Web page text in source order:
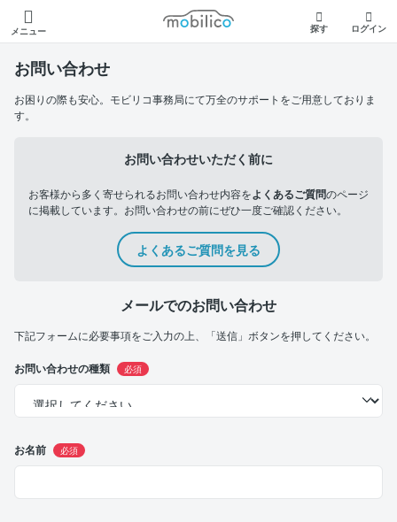
メニュー
モビリコ
探す ログイン
お問い合わせ
お困りの際も安心。モビリコ事務局にて万全のサポートをご用意しておりま
す。
お問い合わせいただく前に
お客様から多く寄せられるお問い合わせ内容をよくあるご質問のページ
に掲載しています。お問い合わせの前にぜひ一度ご確認ください。
よくあるご質問を見る
メールでのお問い合わせ
下記フォームに必要事項をご入力の上、「送信」ボタンを押してください。
お問い合わせの種類 必須
お名前 必須